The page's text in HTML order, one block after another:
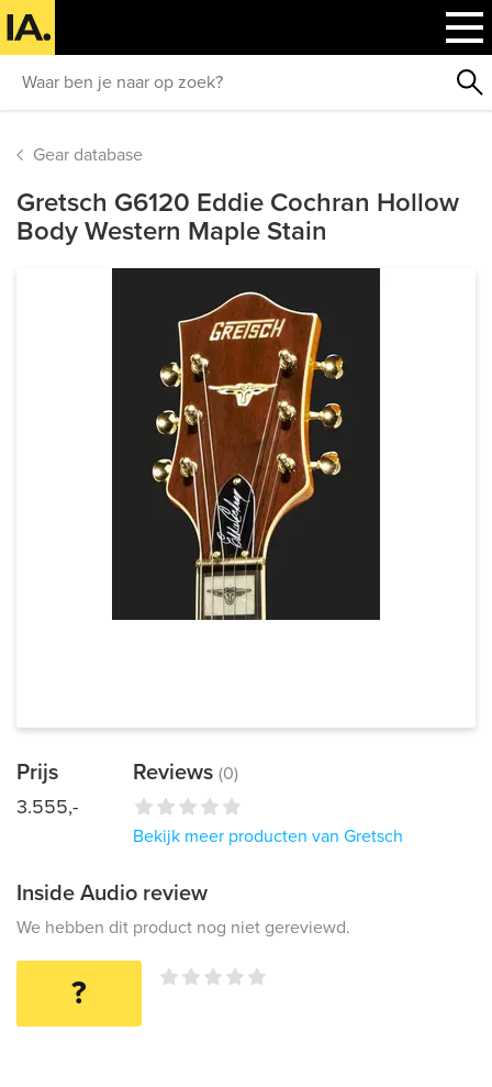
Gear database
Gretsch G6120 Eddie Cochran Hollow
Body Western Maple Stain
Prijs
3.555,-
Reviews (0)
Bekijk meer producten van Gretsch
Inside Audio review
We hebben dit product nog niet gereviewd.
?